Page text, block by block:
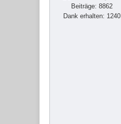
Beiträge: 8862
Dank erhalten: 1240